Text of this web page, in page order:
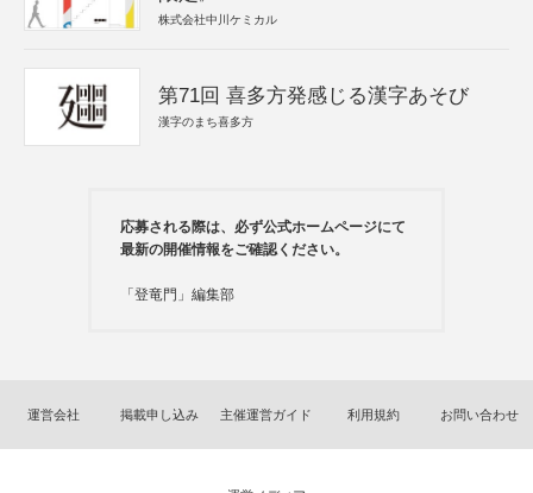
株式会社中川ケミカル
第71回 喜多方発感じる漢字あそび
漢字のまち喜多方
応募される際は、必ず公式ホームページにて
最新の開催情報をご確認ください。
「登竜門」編集部
運営会社 掲載申し込み 主催運営ガイド 利用規約 お問い合わせ